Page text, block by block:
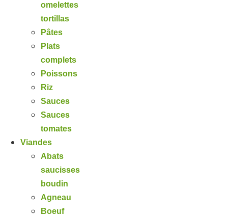
omelettes
tortillas
Pâtes
Plats
complets
Poissons
Riz
Sauces
Sauces
tomates
Viandes
Abats
saucisses
boudin
Agneau
Boeuf